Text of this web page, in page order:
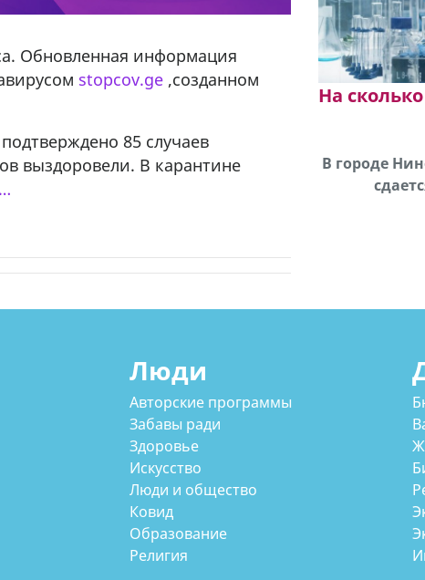
Обновленная информация
stopcov.ge ,созданном
85 случаев
выздоровели. В карантине
На
В городе
Продается
Люди
Авторские программы
Забавы ради
Здоровье
Искусство
Люди и общество
Ковид
Образование
Религия